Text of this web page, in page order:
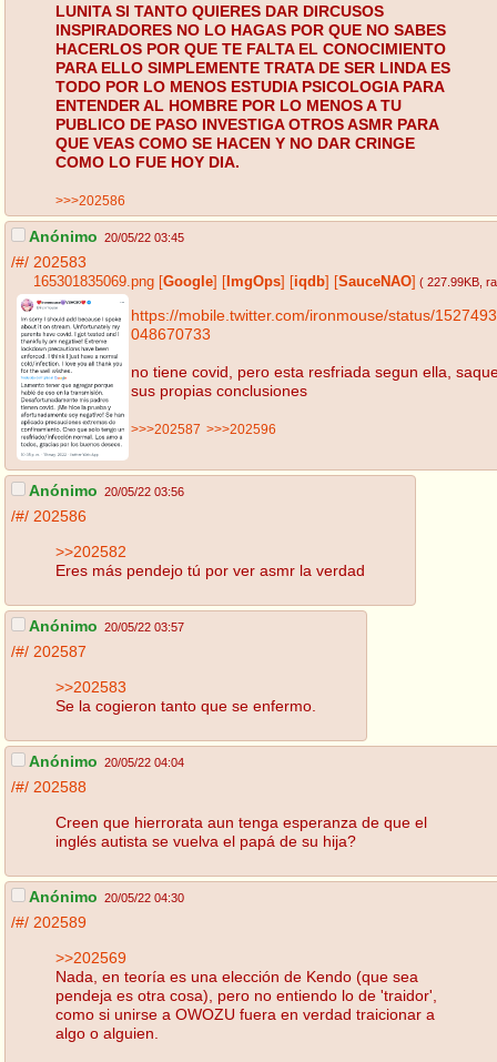
LUNITA SI TANTO QUIERES DAR DIRCUSOS
INSPIRADORES NO LO HAGAS POR QUE NO SABES
HACERLOS POR QUE TE FALTA EL CONOCIMIENTO
PARA ELLO SIMPLEMENTE TRATA DE SER LINDA ES
TODO POR LO MENOS ESTUDIA PSICOLOGIA PARA
ENTENDER AL HOMBRE POR LO MENOS A TU
PUBLICO DE PASO INVESTIGA OTROS ASMR PARA
QUE VEAS COMO SE HACEN Y NO DAR CRINGE
COMO LO FUE HOY DIA.
>>>202586
Anónimo 20/05/22 03:45
/#/ 202583
165301835069.png Google ImgOps iqdb SauceNAO ( 227.99KB ,
https://mobile.twitter.com/ironmouse/status/
048670733
no tiene covid, pero esta resfriada segun ella,
sus propias conclusiones
>>>202587 >>>202596
Anónimo 20/05/22 03:56
/#/ 202586
>>202582
Eres más pendejo tú por ver asmr la verdad
Anónimo 20/05/22 03:57
/#/ 202587
>>202583
Se la cogieron tanto que se enfermo.
Anónimo 20/05/22 04:04
/#/ 202588
Creen que hierrorata aun tenga esperanza de que el
inglés autista se vuelva el papá de su hija?
Anónimo 20/05/22 04:30
/#/ 202589
>>202569
Nada, en teoría es una elección de Kendo (que sea
pendeja es otra cosa), pero no entiendo lo de 'traidor',
como si unirse a OWOZU fuera en verdad traicionar a
algo o alguien.